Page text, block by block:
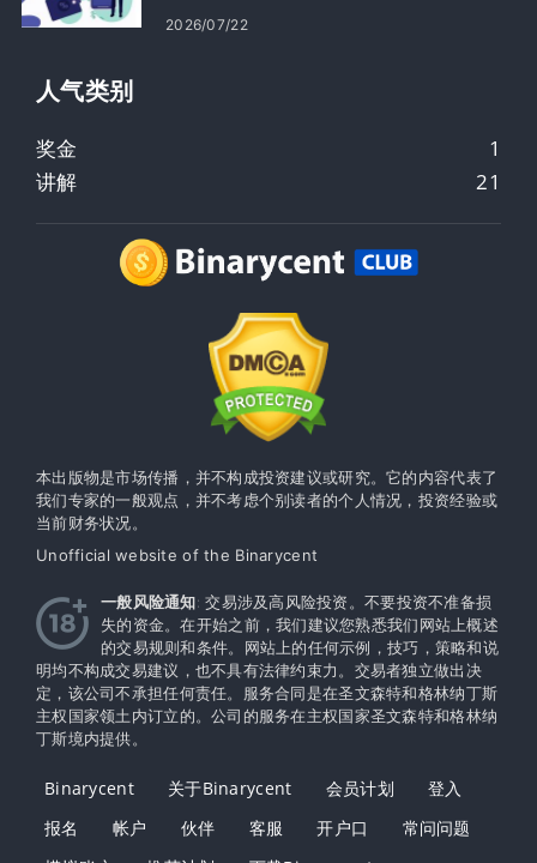
2026/07/22
人气类​​别
奖金
1
讲解
21
本出版物是市场传播，并不构成投资建议或研究。它的内容代表了
我们专家的一般观点，并不考虑个别读者的个人情况，投资经验或
当前财务状况。
Unofficial website of the Binarycent
一般风险通知: 交易涉及高风险投资。不要投资不准备损
失的资金。在开始之前，我们建议您熟悉我们网站上概述
的交易规则和条件。网站上的任何示例，技巧，策略和说
明均不构成交易建议，也不具有法律约束力。交易者独立做出决
定，该公司不承担任何责任。服务合同是在圣文森特和格林纳丁斯
主权国家领土内订立的。公司的服务在主权​​国家圣文森特和格林纳
丁斯境内提供。
Binarycent 关于Binarycent 会员计划
登入
报名
帐户 伙伴 客服 开户口
常问问题